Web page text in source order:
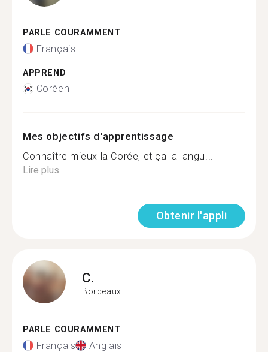
PARLE COURAMMENT
Français
APPREND
Coréen
Mes objectifs d'apprentissage
Connaître mieux la Corée, et ça la langu...
Lire plus
Obtenir l'appli
C.
Bordeaux
PARLE COURAMMENT
Français Anglais